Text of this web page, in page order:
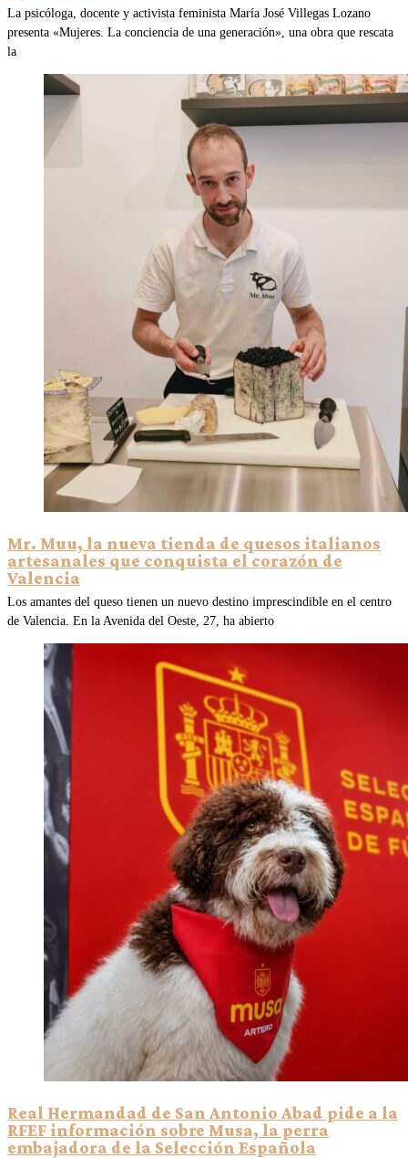
La psicóloga, docente y activista feminista María José Villegas Lozano
presenta «Mujeres. La conciencia de una generación», una obra que rescata
la
Mr. Muu, la nueva tienda de quesos italianos
artesanales que conquista el corazón de
Valencia
Los amantes del queso tienen un nuevo destino imprescindible en el centro
de Valencia. En la Avenida del Oeste, 27, ha abierto
Real Hermandad de San Antonio Abad pide a la
RFEF información sobre Musa, la perra
embajadora de la Selección Española